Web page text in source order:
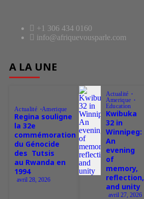
+1 306 434 0160
info@afriquevousparle.com
A LA UNE
Actualité Amerique
Regina souligne
la 32e
commémoration
du Génocide
des Tutsis
au Rwanda en
1994
avril 28, 2026
Actualité
Amerique
Education
Kwibuka
32 in
Winnipeg:
An
evening
of
memory,
reflection,
and unity
avril 27, 2026